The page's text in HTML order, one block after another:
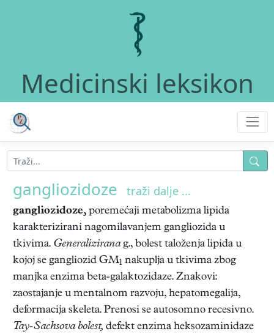
Medicinski leksikon
gangliozidoze traži dalje ...
gangliozidoze, poremećaji metabolizma lipida
karakterizirani nagomilavanjem gangliozida u
tkivima. Generaliziranag., bolest taloženja lipida u
kojoj se gangliozid GM1 nakuplja u tkivima zbog
manjka enzima beta-galaktozidaze. Znakovi:
zaostajanje u mentalnom razvoju, hepatomegalija,
deformacija skeleta. Prenosi se autosomno recesivno.
Tay-Sachsova bolest, defekt enzima heksozaminidaze